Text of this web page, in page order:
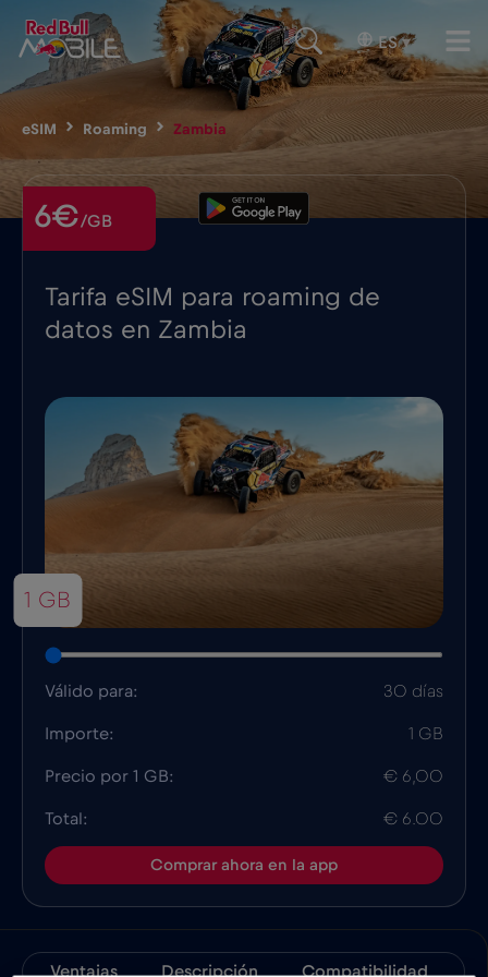
ES ▾
eSIM Roaming Zambia
Tarifa eSIM para roaming de
datos en Zambia
6€/GB
1 GB
Válido para: 30 días
Importe: 1 GB
Precio por 1 GB: € 6,00
Total: € 6.00
Comprar ahora en la app
Ventajas Descripción Compatibilidad